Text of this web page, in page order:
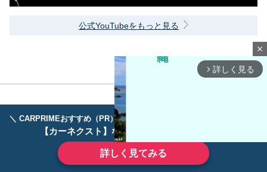
＼ CARPRIMEおすすめ（PR） ／
【カーネクスト】ならどんなクルマも高価買取
詳しく見てみる
公式YouTubeをもっと見る
close
arrow_forward_ios 詳しく見る